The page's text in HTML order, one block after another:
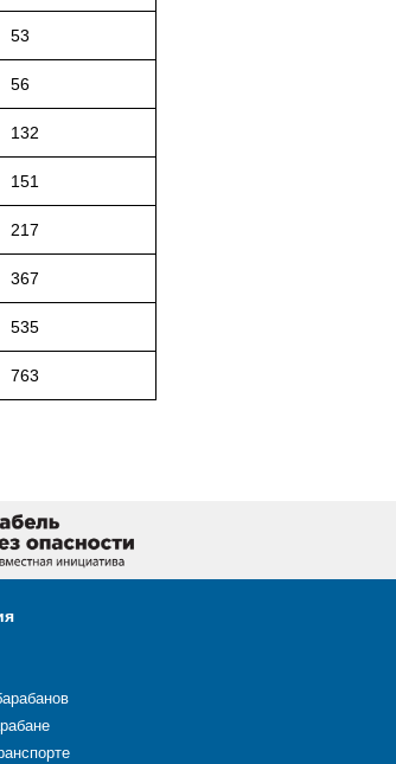
53
56
132
151
217
367
535
763